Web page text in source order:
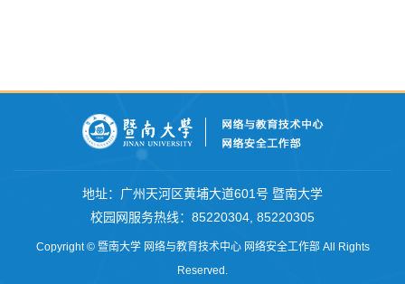
地址：广州天河区黄埔大道601号 暨南大学
校园网服务热线： 85220304 85220305
Copyright © 暨南大学 网络与教育技术中心 网络安全工作部 All Rights
Reserved.